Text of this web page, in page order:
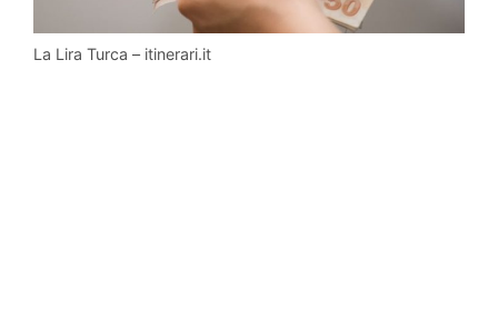
La Lira Turca – itinerari.it